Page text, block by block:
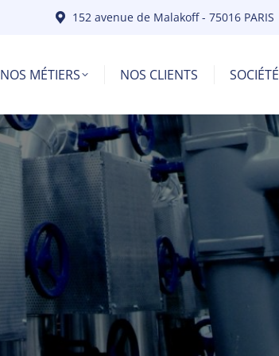
152 avenue de Malakoff - 75016 PARIS
NOS MÉTIERS NOS CLIENTS SOCIÉTÉ